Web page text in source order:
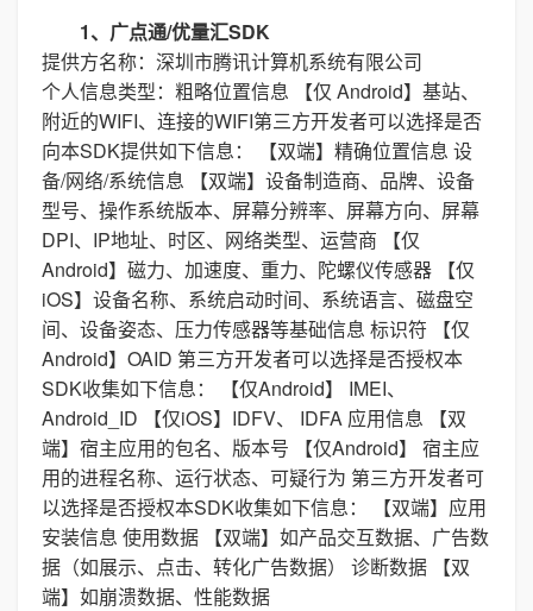
1、广点通/优量汇SDK
提供方名称：深圳市腾讯计算机系统有限公司
个人信息类型：粗略位置信息 【仅 Android】基站、
附近的WIFI、连接的WIFI第三方开发者可以选择是否
向本SDK提供如下信息： 【双端】精确位置信息 设
备/网络/系统信息 【双端】设备制造商、品牌、设备
型号、操作系统版本、屏幕分辨率、屏幕方向、屏幕
DPI、IP地址、时区、网络类型、运营商 【仅
Android】磁力、加速度、重力、陀螺仪传感器 【仅
iOS】设备名称、系统启动时间、系统语言、磁盘空
间、设备姿态、压力传感器等基础信息 标识符 【仅
Android】OAID 第三方开发者可以选择是否授权本
SDK收集如下信息： 【仅Android】 IMEI、
Android_ID 【仅iOS】IDFV、 IDFA 应用信息 【双
端】宿主应用的包名、版本号 【仅Android】 宿主应
用的进程名称、运行状态、可疑行为 第三方开发者可
以选择是否授权本SDK收集如下信息： 【双端】应用
安装信息 使用数据 【双端】如产品交互数据、广告数
据（如展示、点击、转化广告数据） 诊断数据 【双
端】如崩溃数据、性能数据